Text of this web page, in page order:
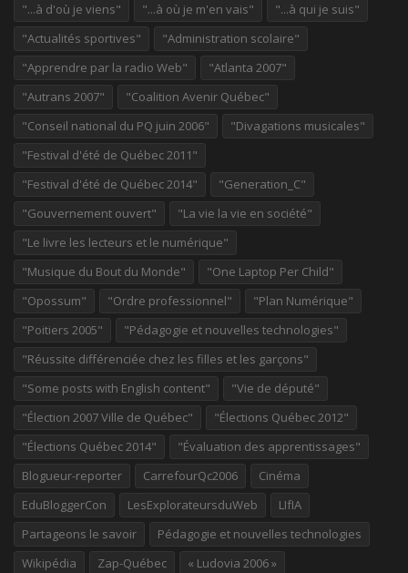
"...à d'où je viens"
"...à où je m'en vais"
"...à qui je suis"
"Actualités sportives"
"Administration scolaire"
"Apprendre par la radio Web"
"Atlanta 2007"
"Autrans 2007"
"Coalition Avenir Québec"
"Conseil national du PQ juin 2006"
"Divagations musicales"
"Festival d'été de Québec 2011"
"Festival d'été de Québec 2014"
"Generation_C"
"Gouvernement ouvert"
"La vie la vie en société"
"Le livre les lecteurs et le numérique"
"Musique du Bout du Monde"
"One Laptop Per Child"
"Opossum"
"Ordre professionnel"
"Plan Numérique"
"Poitiers 2005"
"Pédagogie et nouvelles technologies"
"Réussite différenciée chez les filles et les garçons"
"Some posts with English content"
"Vie de député"
"Élection 2007 Ville de Québec"
"Élections Québec 2012"
"Élections Québec 2014"
"Évaluation des apprentissages"
Blogueur-reporter
CarrefourQc2006
Cinéma
EduBloggerCon
LesExplorateursduWeb
LIfIA
Partageons le savoir
Pédagogie et nouvelles technologies
Wikipédia
Zap-Québec
« Ludovia 2006 »